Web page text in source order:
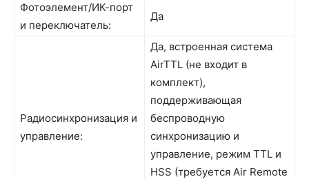
Фотоэлемент/ИК-порт
и переключатель:
Да
Радиосинхронизация и
управление:
Да, встроенная система
AirTTL (не входит в
комплект),
поддерживающая
беспроводную
синхронизацию и
управление, режим TTL и
HSS (требуется Air Remote